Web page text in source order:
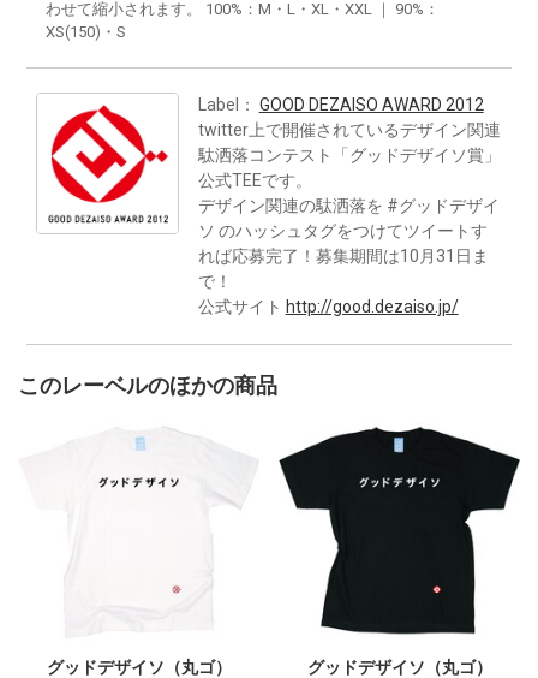
わせて縮小されます。 100%：M・L・XL・XXL ｜ 90%：
XS(150)・S
Label： GOOD DEZAISO AWARD 2012
twitter上で開催されているデザイン関連
駄洒落コンテスト「グッドデザイソ賞」
公式TEEです。
デザイン関連の駄洒落を #グッドデザイ
ソ のハッシュタグをつけてツイートす
れば応募完了！募集期間は10月31日ま
で！
公式サイト http://good.dezaiso.jp/
このレーベルのほかの商品
グッドデザイソ（丸ゴ） グッドデザイソ（丸ゴ）